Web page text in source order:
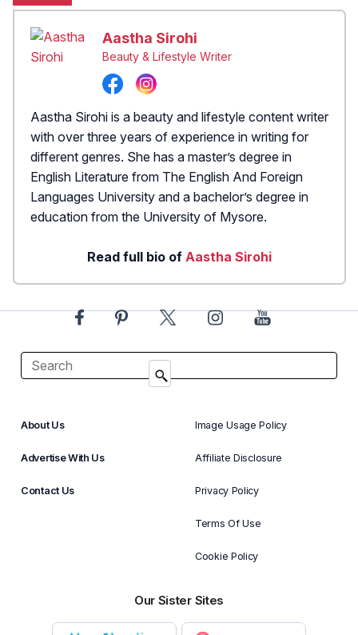
Aastha Sirohi
Beauty & Lifestyle Writer
Aastha Sirohi is a beauty and lifestyle content writer
with over three years of experience in writing for
different genres. She has a master’s degree in
English Literature from The English And Foreign
Languages University and a bachelor’s degree in
education from the University of Mysore.
Read full bio of Aastha Sirohi
About Us
Advertise With Us
Contact Us
Image Usage Policy
Affiliate Disclosure
Privacy Policy
Terms Of Use
Cookie Policy
Our Sister Sites